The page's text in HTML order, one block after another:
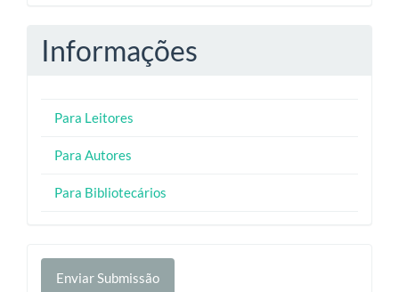
Informações
Para Leitores
Para Autores
Para Bibliotecários
Enviar
Enviar Submissão